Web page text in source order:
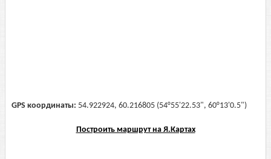
GPS координаты: 54.922924, 60.216805 (54°55'22.53", 60°13'0.5")
Построить маршрут на Я.Картах